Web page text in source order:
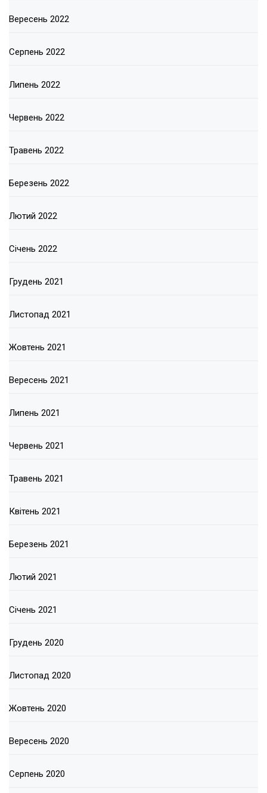
Вересень 2022
Серпень 2022
Липень 2022
Червень 2022
Травень 2022
Березень 2022
Лютий 2022
Січень 2022
Грудень 2021
Листопад 2021
Жовтень 2021
Вересень 2021
Липень 2021
Червень 2021
Травень 2021
Квітень 2021
Березень 2021
Лютий 2021
Січень 2021
Грудень 2020
Листопад 2020
Жовтень 2020
Вересень 2020
Серпень 2020